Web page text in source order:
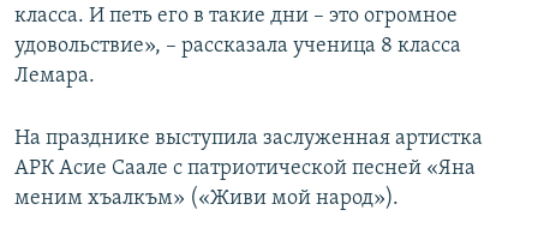
класса. И петь его в такие дни – это огромное
удовольствие», – рассказала ученица 8 класса
Лемара.
На празднике выступила заслуженная артистка
АРК Асие Саале с патриотической песней «Яна
меним хъалкъм» («Живи мой народ»).